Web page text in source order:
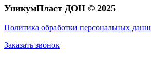
УникумПласт ДОН © 2025
Политика обработки персональных
Заказать звонок